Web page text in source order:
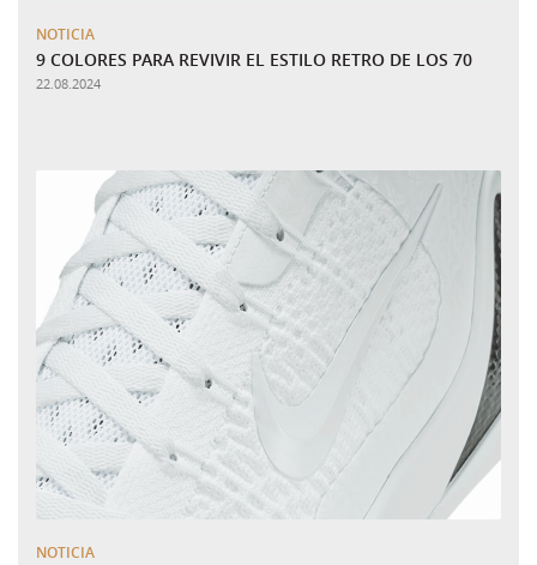
NOTICIA
9 COLORES PARA REVIVIR EL ESTILO RETRO DE LOS 70
22.08.2024
NOTICIA